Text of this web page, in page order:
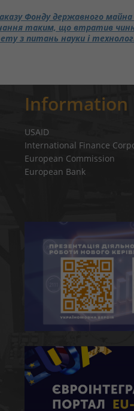
Фонду державного майна
таким, що втратив
з питань науки і
Information
USAID
International Finance
European Commission
European Bank